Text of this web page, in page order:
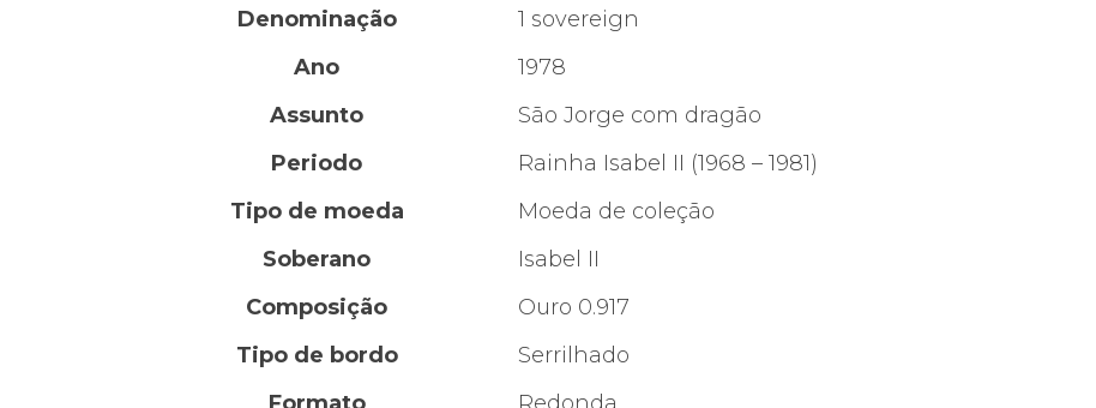
Denominação
1 sovereign
Ano
1978
Assunto
São Jorge com dragão
Periodo
Rainha Isabel II (1968 – 1981)
Tipo de moeda
Moeda de coleção
Soberano
Isabel II
Composição
Ouro 0.917
Tipo de bordo
Serrilhado